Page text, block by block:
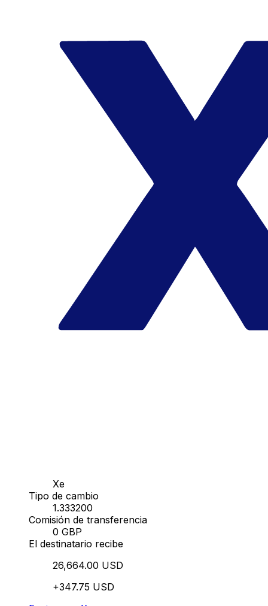
Xe
Tipo de cambio
1.333200
Comisión de transferencia
0 GBP
El destinatario recibe
26,664.00 USD
+347.75 USD